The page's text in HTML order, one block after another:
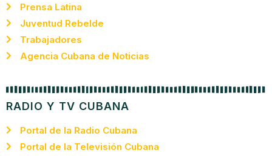
Prensa Latina
Juventud Rebelde
Trabajadores
Agencia Cubana de Noticias
RADIO Y TV CUBANA
Portal de la Radio Cubana
Portal de la Televisión Cubana